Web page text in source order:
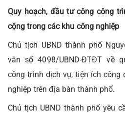
Quy hoạch, đầu tư công công
cộng trong các khu công nghiệp
Chủ tịch UBND thành phố
văn số 4098/UBND-ĐTĐT về
công trình dịch vụ, tiện ích công
nghiệp trên địa bàn thành phố.
Chủ tịch UBND thành phố yêu